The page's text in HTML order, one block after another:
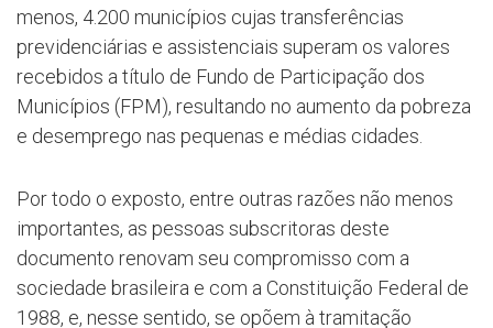
menos, 4.200 municípios cujas transferências
previdenciárias e assistenciais superam os valores
recebidos a título de Fundo de Participação dos
Municípios (FPM), resultando no aumento da pobreza
e desemprego nas pequenas e médias cidades.
Por todo o exposto, entre outras razões não menos
importantes, as pessoas subscritoras deste
documento renovam seu compromisso com a
sociedade brasileira e com a Constituição Federal de
1988, e, nesse sentido, se opõem à tramitação